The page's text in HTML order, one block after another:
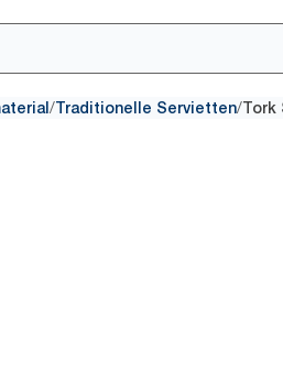
/Traditionelle Servietten/Tork